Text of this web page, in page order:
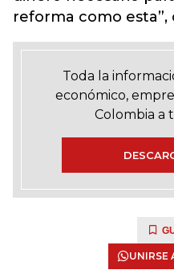
reforma como esta”,
Toda la
económico,
Colombia a
UNIRSE